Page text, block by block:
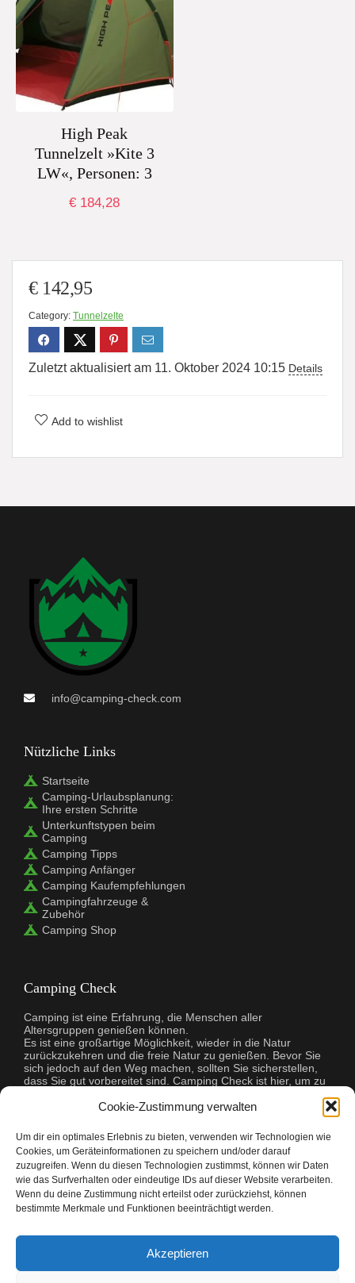
Cookie-Zustimmung verwalten
Um dir ein optimales Erlebnis zu bieten, verwenden wir Technologien wie
Cookies, um Geräteinformationen zu speichern und/oder darauf
zuzugreifen. Wenn du diesen Technologien zustimmst, können wir Daten
wie das Surfverhalten oder eindeutige IDs auf dieser Website verarbeiten.
Wenn du deine Zustimmung nicht erteilst oder zurückziehst, können
bestimmte Merkmale und Funktionen beeinträchtigt werden.
Akzeptieren
High Peak
Tunnelzelt »Kite 3
LW«, Personen: 3
€ 184,28
€142,95
Category: Tunnelzelte
Zuletzt aktualisiert am 11. Oktober 2024 10:15 Details
Add to wishlist
info@camping-check.com
Nützliche Links
Startseite
Camping-Urlaubsplanung:
Ihre ersten Schritte
Unterkunftstypen beim
Camping
Camping Tipps
Camping Anfänger
Camping Kaufempfehlungen
Campingfahrzeuge &
Zubehör
Camping Shop
Camping Check
Camping ist eine Erfahrung, die Menschen aller
Altersgruppen genießen können.
Es ist eine großartige Möglichkeit, wieder in die Natur
zurückzukehren und die freie Natur zu genießen. Bevor Sie
sich jedoch auf den Weg machen, sollten Sie sicherstellen,
dass Sie gut vorbereitet sind. Camping Check ist hier, um zu
damit Ihr Campingausflug ein Erfolg wird. Wir helfen Ihnen
Ihrer Mahlzeiten und sogar bei der Suche nach dem
perfekten Campingplatz. Egal, ob Sie zum ersten Mal
campen oder ein erfahrener Profi sind, Camping Check hat
alles, was Sie brauchen, um Ihre Reise unvergesslich zu
machen.